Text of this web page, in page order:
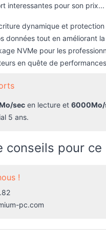
interessantes pour son
dynamique et
données tout en améliorant
NVMe pour les
en quête de
sec en lecture et 6000Mo/
5 ans.
conseils pour
!
pc.com